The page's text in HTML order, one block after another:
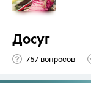
Досуг
757 вопросов